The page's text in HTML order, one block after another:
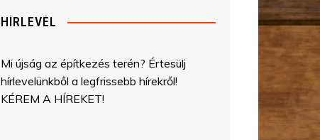
HÍRLEVÉL
Mi újság az építkezés terén? Értesülj
hírlevelünkből a legfrissebb hírekről!
KÉREM A HÍREKET!